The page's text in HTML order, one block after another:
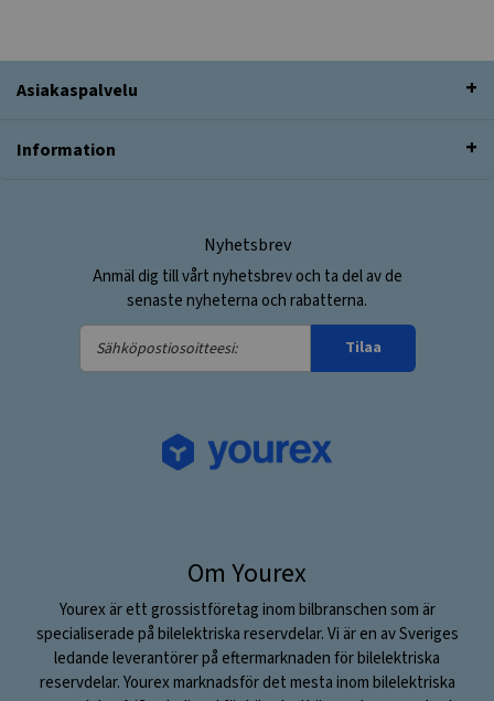
Asiakaspalvelu
Information
Nyhetsbrev
Anmäl dig till vårt nyhetsbrev och ta del av de
senaste nyheterna och rabatterna.
Sähköpostiosoitteesi:
Tilaa
Om Yourex
Yourex är ett grossistföretag inom bilbranschen som är
specialiserade på bilelektriska reservdelar. Vi är en av Sveriges
ledande leverantörer på eftermarknaden för bilelektriska
reservdelar. Yourex marknadsför det mesta inom bilelektriska